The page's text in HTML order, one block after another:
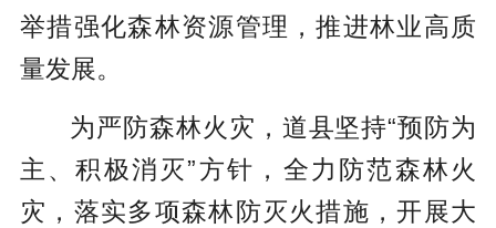
举措强化森林资源管理，推进林业高质
量发展。
为严防森林火灾，道县坚持“预防为
主、积极消灭”方针，全力防范森林火
灾，落实多项森林防灭火措施，开展大